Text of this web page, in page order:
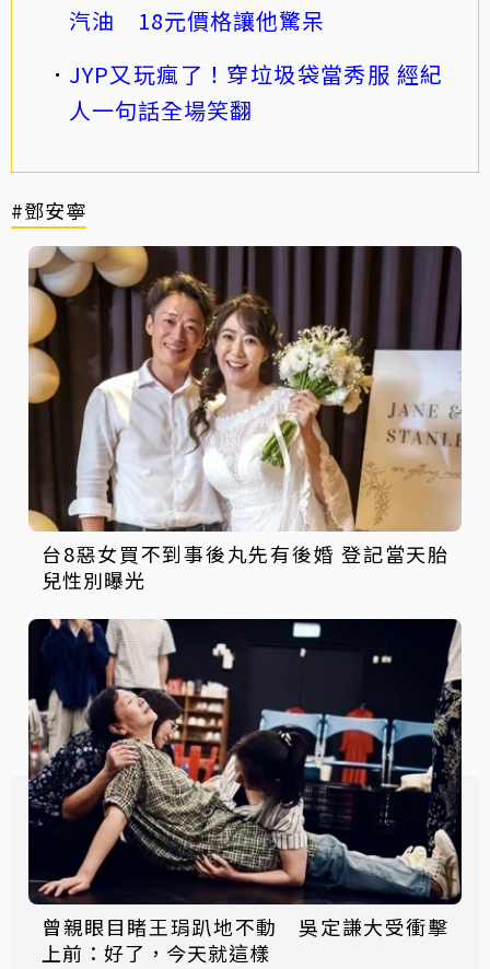
汽油 18元價格讓他驚呆
JYP又玩瘋了！穿垃圾袋當秀服 經紀
人一句話全場笑翻
#鄧安寧
台8惡女買不到事後丸先有後婚 登記當天胎
兒性別曝光
曾親眼目睹王琄趴地不動 吳定謙大受衝擊
上前：好了，今天就這樣